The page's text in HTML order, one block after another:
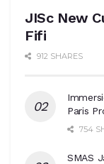
JISc New
Fifi
912 SHARES
Paris
754
SMAS